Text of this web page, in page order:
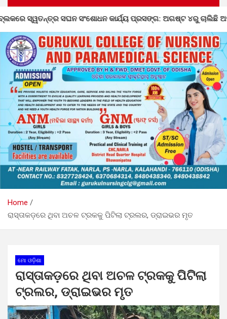
କାର୍ଯ୍ୟ ପ୍ରସଙ୍ଗ: ଅଗଷ୍ଟ ୪ରୁ ଚାଲିଛି ଅସଙ୍ଗତି ସଂଶୋଧନ
Home
ରାସ୍ତାକଡ଼ରେ ଥିବା ଅଚଳ ଟ୍ରକକୁ ପିଟିଲା ଟ୍ରଲର, ଡ୍ରାଇଭର ମୃତ
ମୋ ଓଡ଼ିଶା
ରାସ୍ତାକଡ଼ରେ ଥିବା ଅଚଳ ଟ୍ରକକୁ ପିଟିଲା
ଟ୍ରଲର, ଡ୍ରାଇଭର ମୃତ